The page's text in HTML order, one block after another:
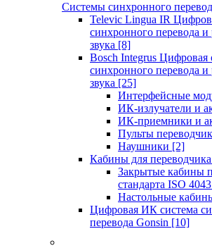
Системы синхронного
Televic Lingua IR
синхронного перевода и
звука [8]
Bosch Integrus Цифровая
синхронного перевода и
звука [25]
Интерфейсные
ИК-излучатели и
ИК-приемники и
Пульты
Наушники [2]
Кабины для переводчика
Закрытые кабины
стандарта ISO 4043
Настольные
Цифровая ИК система
перевода Gonsin [10]